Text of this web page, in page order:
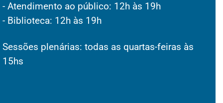
- Atendimento ao público: 12h às 19h
- Biblioteca: 12h às 19h
Sessões plenárias: todas as quartas-feiras às
15hs